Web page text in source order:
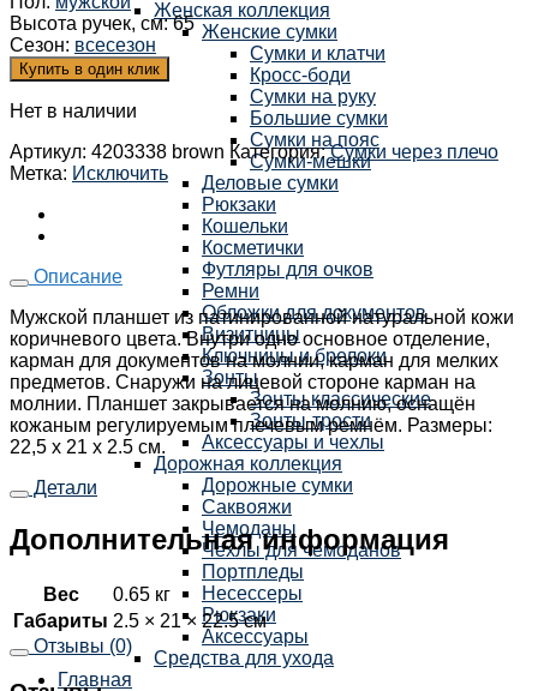
Женская коллекция
Женские сумки
Сумки и клатчи
Кросс-боди
Сумки на руку
Большие сумки
Сумки на пояс
Сумки-мешки
Деловые сумки
Рюкзаки
Кошельки
Косметички
Футляры для очков
Ремни
Обложки для документов
Визитницы
Ключницы и брелоки
Зонты
Зонты классические
Зонты-трости
Аксессуары и чехлы
Дорожная коллекция
Дорожные сумки
Саквояжи
Чемоданы
Чехлы для чемоданов
Портпледы
Несессеры
Рюкзаки
Аксессуары
Средства для ухода
Главная
Высота ручек, см:65
Сезон: всесезон
Купить в один клик
Нет в наличии
Артикул: 4203338 brown Категория:Сумки через плечо
Метка: Исключить
Описание
Мужской планшет из патинированной натуральной кожи
коричневого цвета. Внутри одно основное отделение,
карман для документов на молнии, карман для мелких
предметов. Снаружи на лицевой стороне карман на
молнии. Планшет закрывается на молнию, оснащён
кожаным регулируемым плечевым ремнём. Размеры:
22,5 x 21 x 2.5 см.
Детали
Дополнительная информация
Вес
0.65 кг
Габариты 2.5 × 21 × 22.5 см
Отзывы (0)